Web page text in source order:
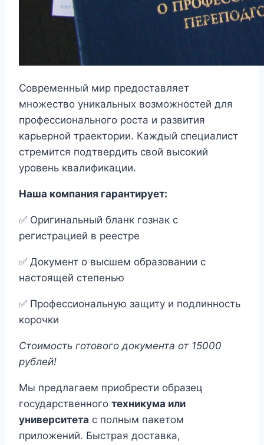
Современный мир предоставляет
множество уникальных возможностей для
профессионального роста и развития
карьерной траектории. Каждый специалист
стремится подтвердить свой высокий
уровень квалификации.
Наша компания гарантирует:
✅ Оригинальный бланк гознак с
регистрацией в реестре
✅ Документ о высшем образовании с
настоящей степенью
✅ Профессиональную защиту и подлинность
корочки
Стоимость готового документа от 15000
рублей!
Мы предлагаем приобрести образец
государственного техникума или
университета с полным пакетом
приложений. Быстрая доставка,